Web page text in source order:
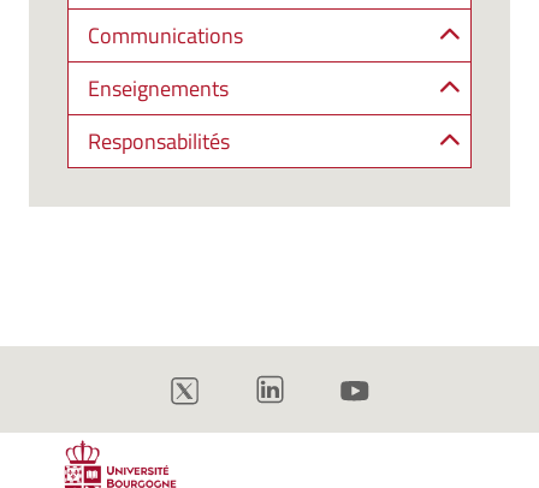
Communications
Enseignements
Responsabilités